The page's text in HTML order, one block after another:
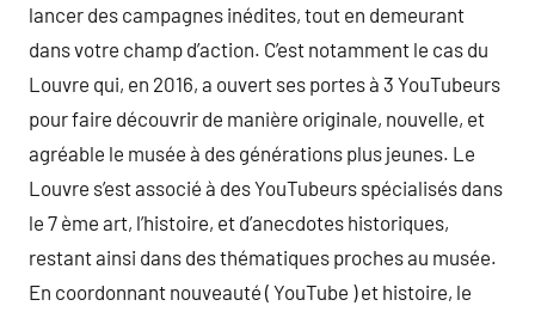
lancer des campagnes inédites, tout en demeurant
dans votre champ d’action. C’est notamment le cas du
Louvre qui, en 2016, a ouvert ses portes à 3 YouTubeurs
pour faire découvrir de manière originale, nouvelle, et
agréable le musée à des générations plus jeunes. Le
Louvre s’est associé à des YouTubeurs spécialisés dans
le 7 ème art, l’histoire, et d’anecdotes historiques,
restant ainsi dans des thématiques proches au musée.
En coordonnant nouveauté ( YouTube ) et histoire, le